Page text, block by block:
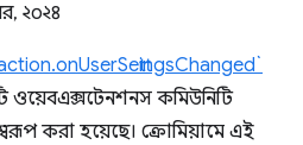
২০২৪
ওয়েবএক্সটেনশনস কমিউনিটি
করা হয়েছে। ক্রোমিয়ামে এই